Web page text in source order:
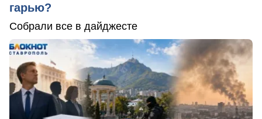
гарью?
Собрали все в дайджесте